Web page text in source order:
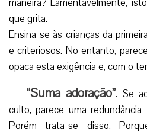
que grita.
Ensina-se às crianças da
e criteriosos. No entanto,
opaca esta exigência e, com o
“Suma adoração”. Se
culto, parece uma redundância
Porém trata-se disso.